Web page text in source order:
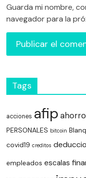
Guarda mi nombre,
navegador para la
Tags
acciones afip ahorro
PERSONALES bitcoin
covid19 creditos
empleados escalas